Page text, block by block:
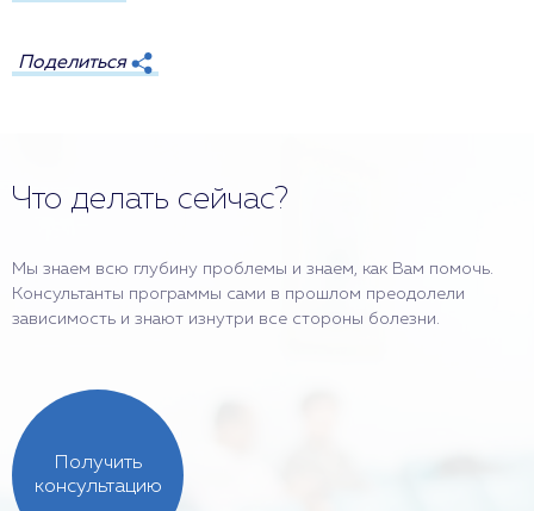
Поделиться
Что делать сейчас?
Мы знаем всю глубину проблемы и знаем, как Вам помочь.
Консультанты программы сами в прошлом преодолели
зависимость и знают изнутри все стороны болезни.
Получить
консультацию